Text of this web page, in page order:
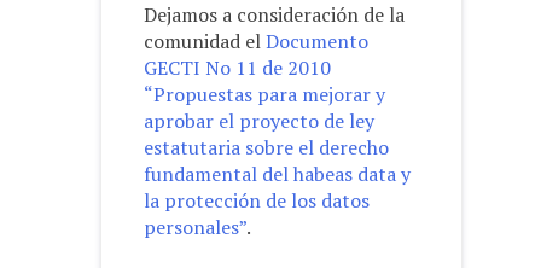
Dejamos a consideración de la
comunidad elDocumento
GECTI No 11 de 2010
“Propuestas para mejorar y
aprobar el proyecto de ley
estatutaria sobre el derecho
fundamental del habeas data y
la protección de los datos
personales”.